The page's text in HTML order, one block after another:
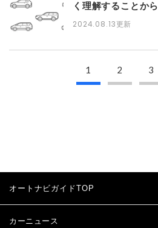
く理解することから
2024.08.13更新
1 2 3
オートナビガイドTOP
カーニュース